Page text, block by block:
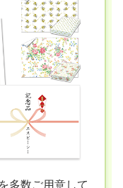
多数ご用意して